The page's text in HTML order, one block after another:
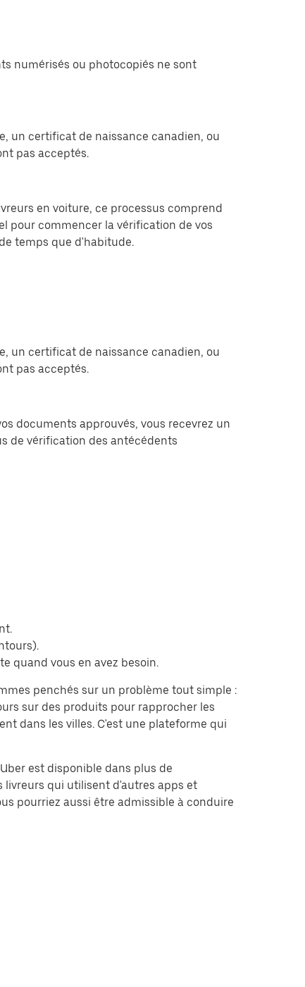
numérisés ou photocopiés ne sont
un certificat de naissance canadien, ou
pas acceptés.
en voiture, ce processus comprend
pour commencer la vérification de vos
temps que d'habitude.
un certificat de naissance canadien, ou
pas acceptés.
documents approuvés, vous recevrez un
de vérification des antécédents
quand vous en avez besoin.
penchés sur un problème tout simple :
sur des produits pour rapprocher les
dans les villes. C'est une plateforme qui
est disponible dans plus de
livreurs qui utilisent d'autres apps et
pourriez aussi être admissible à conduire